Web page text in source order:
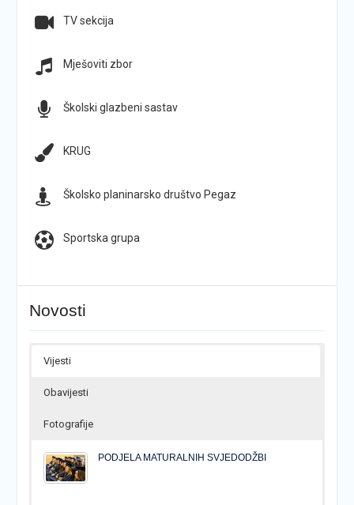
TV sekcija
Mješoviti zbor
Školski glazbeni sastav
KRUG
Školsko planinarsko društvo Pegaz
Sportska grupa
Novosti
Vijesti
Obavijesti
Fotografije
PODJELA MATURALNIH SVJEDODŽBI